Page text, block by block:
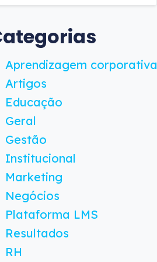
Aprendizagem corporativa
Artigos
Educação
Geral
Gestão
Institucional
Marketing
Negócios
Plataforma LMS
Resultados
RH